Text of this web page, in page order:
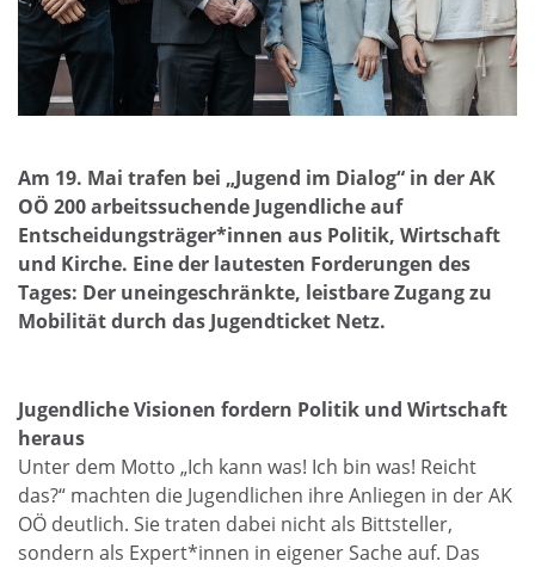
Am 19. Mai trafen bei „Jugend im Dialog“ in der AK
OÖ 200 arbeitssuchende Jugendliche auf
Entscheidungsträger*innen aus Politik, Wirtschaft
und Kirche. Eine der lautesten Forderungen des
Tages: Der uneingeschränkte, leistbare Zugang zu
Mobilität durch das Jugendticket Netz.
Jugendliche Visionen fordern Politik und Wirtschaft
heraus
Unter dem Motto „Ich kann was! Ich bin was! Reicht
das?“ machten die Jugendlichen ihre Anliegen in der AK
OÖ deutlich. Sie traten dabei nicht als Bittsteller,
sondern als Expert*innen in eigener Sache auf. Das